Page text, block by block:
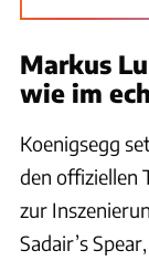
Markus
wie im
Koenigsegg
den offiziellen
zur
Sadair’s